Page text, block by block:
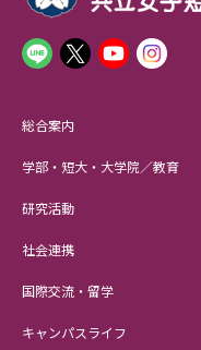
総合案内
学部・短大・大学院／教育
研究活動
社会連携
国際交流・留学
キャンパスライフ